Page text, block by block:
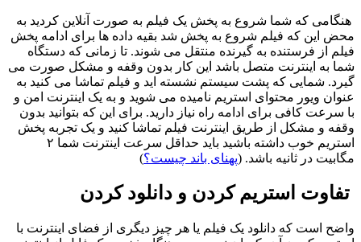
هنگامی ‌که شما شروع به پخش یک فیلم به ‌صورت آنلاین کردید به
‌محض این‌ که فیلم شروع به پخش شد بقیه داده ‌ها برای ادامه پخش
فیلم از فرستنده به گیرنده منتقل می‌ شوند. تا زمانی ‌که دستگاه
شما به اینترنت متصل باشد این کار بدون وقفه و مشکل صورت می‌
گیرد. شمایی که پشت سیستم نشسته ‌اید و فیلم تماشا می ‌کنید به‌
عنوان ویور محتوای استریم نامیده می‌ شوید و به یک اینترنت امن و
با سرعت کافی برای ادامه راه نیاز دارید. برای این ‌که بتوانید بدون
وقفه و مشکل از طریق اینترنت فیلم تماشا کنید و یک تجربه پخش
استریم خوب داشته باشید باید حداقل سرعت اینترنت شما ۲
مگابیت در ثانیه باشد. (پهنای باند چیست؟)
تفاوت استریم کردن و دانلود کردن
واضح است که دانلود یک فیلم یا هر چیز دیگری از فضای اینترنت با